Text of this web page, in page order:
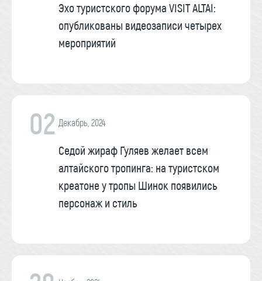
Эхо туристского форума VISIT ALTAI:
опубликованы видеозаписи четырех
мероприятий
02 Декабрь, 2024
Седой жираф Гуляев желает всем
алтайского тропинга: на туристском
креатоне у тропы Шинок появились
персонаж и стиль